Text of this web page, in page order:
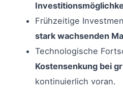
Frühzeitige
stark wachsenden
Technologische
Kostensenkung bei
kontinuierlich voran.